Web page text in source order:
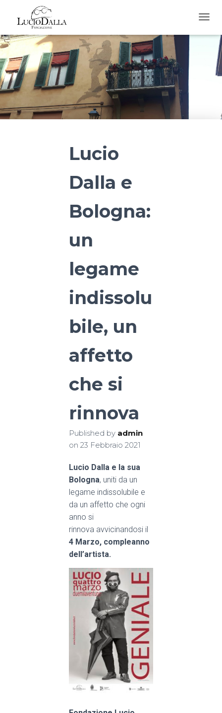
O
Lucio
Dalla e
Bologna:
un
legame
indissolu
bile, un
affetto
che si
rinnova
Published by admin
on 23 Febbraio 2021
Lucio Dalla e la sua
Bologna, uniti da un
legame indissolubile e
da un affetto che ogni
anno si
rinnova avvicinandosi il
4 Marzo, compleanno
dell’artista.